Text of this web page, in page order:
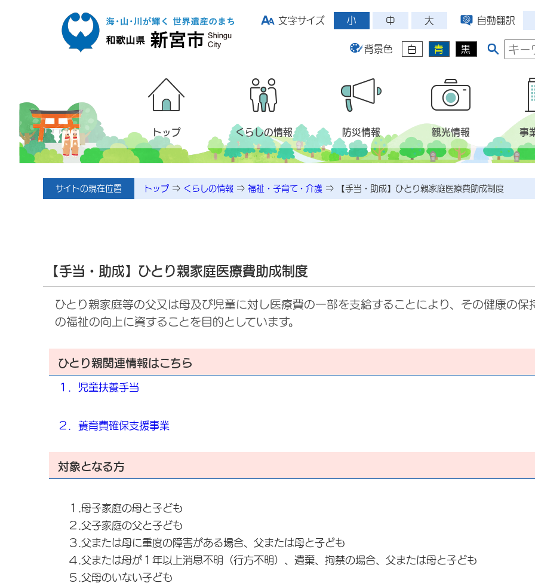
文字サイズ
小 中 大 自動翻訳
背景色 白 青 黒
トップ くらしの情報 防災情報 観光情報 事
サイトの現在位置 トップ ⇒ くらしの情報 ⇒ 福祉・子育て・介護 ⇒ 【手当・助成】ひとり親家庭医療費助成制度
【手当・助成】ひとり親家庭医療費助成制度
ひとり親家庭等の父又は母及び児童に対し医療費の一部を支給することにより、その健康の保
の福祉の向上に資することを目的としています。
ひとり親関連情報はこちら
１．児童扶養手当
２．養育費確保支援事業
対象となる方
１.母子家庭の母と子ども
２.父子家庭の父と子ども
３.父または母に重度の障害がある場合、父または母と子ども
４.父または母が１年以上消息不明（行方不明）、遺棄、拘禁の場合、父または母と子ども
５.父母のいない子ども